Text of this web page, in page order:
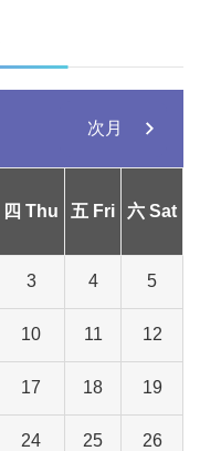
次月
四 Thu 五 Fri 六 Sat
3 4 5
10 11 12
17 18 19
24 25 26